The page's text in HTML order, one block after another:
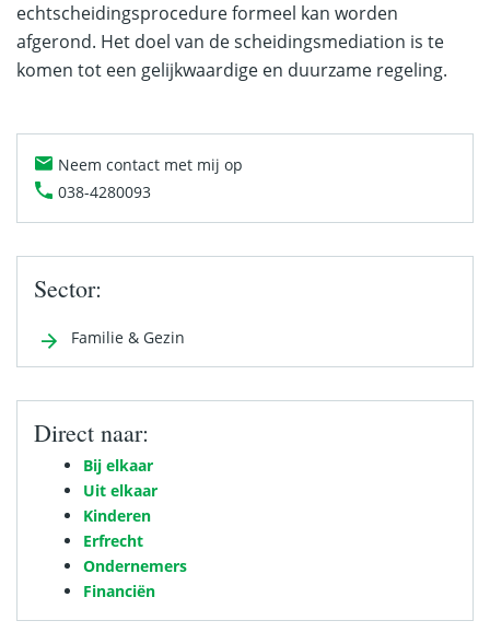
echtscheidingsprocedure formeel kan worden
afgerond. Het doel van de scheidingsmediation is te
komen tot een gelijkwaardige en duurzame regeling.
Neem contact met mij op
038-4280093
Sector:
Familie & Gezin
Direct naar:
Bij elkaar
Uit elkaar
Kinderen
Erfrecht
Ondernemers
Financiën